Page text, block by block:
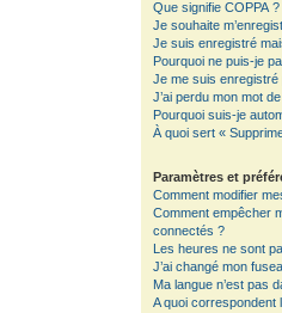
Que signifie COPPA ?
Je souhaite
Je suis enregistré
Pourquoi ne puis-je
Je me suis
J’ai perdu mon mot
Pourquoi suis-je
À quoi sert «
Paramètres et
Comment modifier
Comment empêcher
connectés ?
Les heures ne sont
J’ai changé mon
Ma langue n’est pas
A quoi correspondent